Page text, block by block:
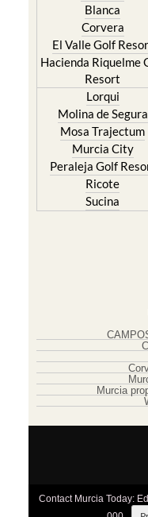
Blanca
Corvera
El Valle Golf
Hacienda Riquelme
Resort
Lorqui
Molina de Segura
Mosa Trajectum
Murcia City
Peraleja Golf
Ricote
Sucina
Murcia
Contact Murcia Today: